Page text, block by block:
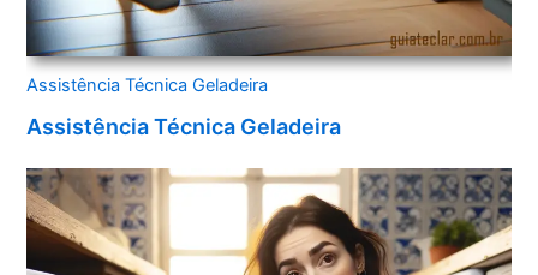
Assistência Técnica Geladeira
Assistência Técnica Geladeira